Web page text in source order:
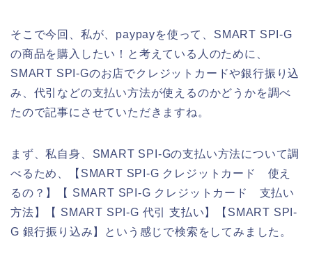
そこで今回、私が、paypayを使って、SMART SPI-G
の商品を購入したい！と考えている人のために、
SMART SPI-Gのお店でクレジットカードや銀行振り込
み、代引などの支払い方法が使えるのかどうかを調べ
たので記事にさせていただきますね。
まず、私自身、SMART SPI-Gの支払い方法について調
べるため、【SMART SPI-G クレジットカード 使え
るの？】【 SMART SPI-G クレジットカード 支払い
方法】【 SMART SPI-G 代引 支払い】【SMART SPI-
G 銀行振り込み】という感じで検索をしてみました。